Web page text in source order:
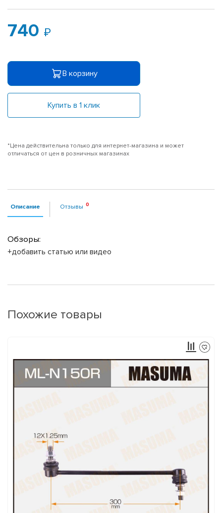
740
В корзину
Купить в 1 клик
*Цена действительна только для интернет-магазина и может
отличаться от цен в розничных магазинах
Описание Отзывы
Обзоры:
+добавить статью или видео
Похожие товары